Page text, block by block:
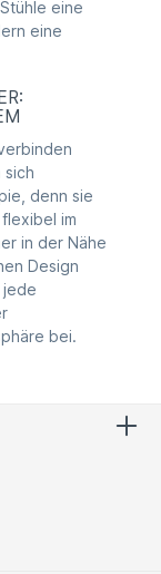
eine
eine
sich
denn sie
im
in der Nähe
Design
jede
bei.